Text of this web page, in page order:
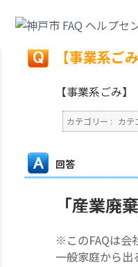
戻る
【事業系ご
【事業系ごみ
カテゴリー : カテ
回答
「産業廃
※このFAQは会
一般家庭から出